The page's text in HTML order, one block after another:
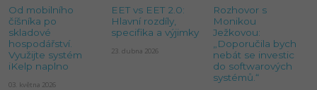
Od mobilního
číšníka po
skladové
hospodářství.
Využijte systém
iKelp naplno
03. května 2026
EET vs EET 2.0:
Hlavní rozdíly,
specifika a výjimky
23. dubna 2026
Rozhovor s
Monikou
Ježkovou:
„Doporučila bych
nebát se investic
do softwarových
systémů.“